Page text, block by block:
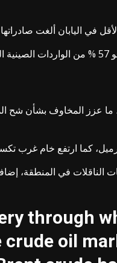
في اليابان ألغت
عزز المخاوف بشأن شح
في المنطقة،
through
oil